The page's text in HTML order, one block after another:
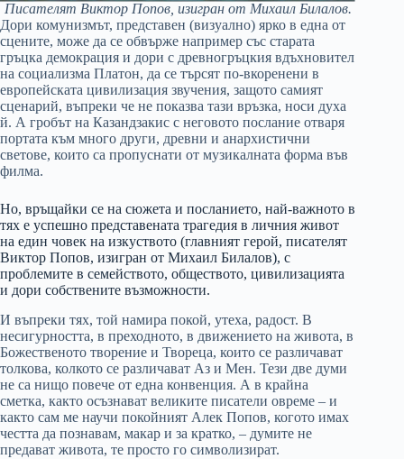
Писателят Виктор Попов, изигран от Михаил Билалов.
Дори комунизмът, представен (визуално) ярко в една от
сцените, може да се обвърже например със старата
гръцка демокрация и дори с древногръцкия вдъхновител
на социализма Платон, да се търсят по-вкоренени в
европейската цивилизация звучения, защото самият
сценарий, въпреки че не показва тази връзка, носи духа
й. А гробът на Казандзакис с неговото послание отваря
портата към много други, древни и анархистични
светове, които са пропуснати от музикалната форма във
филма.
Но, връщайки се на сюжета и посланието, най-важното в
тях е успешно представената трагедия в личния живот
на един човек на изкуството (главният герой, писателят
Виктор Попов, изигран от Михаил Билалов), с
проблемите в семейството, обществото, цивилизацията
и дори собствените възможности.
И въпреки тях, той намира покой, утеха, радост. В
несигурността, в преходното, в движението на живота, в
Божественото творение и Твореца, които се различават
толкова, колкото се различават Аз и Мен. Тези две думи
не са нищо повече от една конвенция. А в крайна
сметка, както осъзнават великите писатели овреме – и
както сам ме научи покойният Алек Попов, когото имах
честта да познавам, макар и за кратко, – думите не
предават живота, те просто го символизират.